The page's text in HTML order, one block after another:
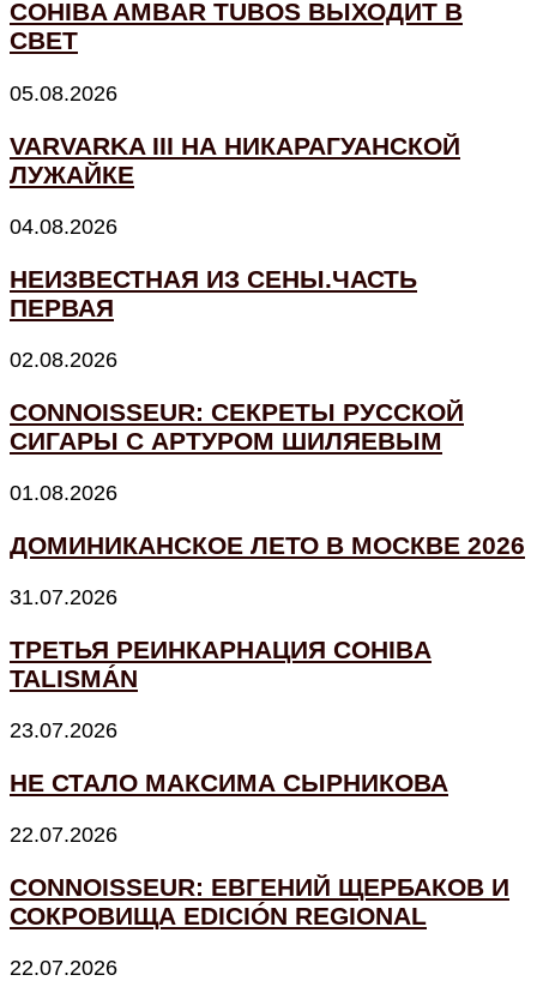
COHIBA AMBAR TUBOS ВЫХОДИТ В
СВЕТ
05.08.2026
VARVARKA III НА НИКАРАГУАНСКОЙ
ЛУЖАЙКЕ
04.08.2026
НЕИЗВЕСТНАЯ ИЗ СЕНЫ.ЧАСТЬ
ПЕРВАЯ
02.08.2026
CONNOISSEUR: СЕКРЕТЫ РУССКОЙ
СИГАРЫ С АРТУРОМ ШИЛЯЕВЫМ
01.08.2026
ДОМИНИКАНСКОЕ ЛЕТО В МОСКВЕ 2026
31.07.2026
ТРЕТЬЯ РЕИНКАРНАЦИЯ COHIBA
TALISMÁN
23.07.2026
НЕ СТАЛО МАКСИМА СЫРНИКОВА
22.07.2026
CONNOISSEUR: ЕВГЕНИЙ ЩЕРБАКОВ И
СОКРОВИЩА EDICIÓN REGIONAL
22.07.2026